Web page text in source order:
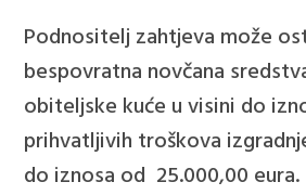
Podnositelj zahtjeva može
bespovratna novčana
obiteljske kuće u visini do
prihvatljivih troškova
do iznosa od 25.000,00 eura.